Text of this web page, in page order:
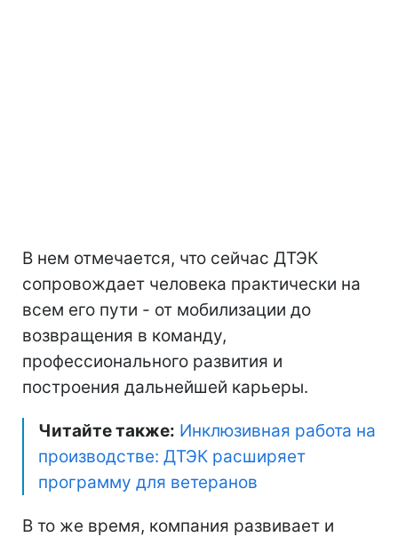
В нем отмечается, что сейчас ДТЭК
сопровождает человека практически на
всем его пути - от мобилизации до
возвращения в команду,
профессионального развития и
построения дальнейшей карьеры.
Читайте также: Инклюзивная работа на
производстве: ДТЭК расширяет
программу для ветеранов
В то же время, компания развивает и